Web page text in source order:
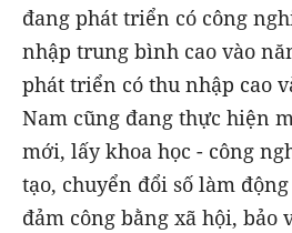
đang phát triển có công
nhập trung bình cao vào
phát triển có thu nhập cao
Nam cũng đang thực hiện
mới, lấy khoa học - công
tạo, chuyển đổi số làm
đảm công bằng xã hội, bảo